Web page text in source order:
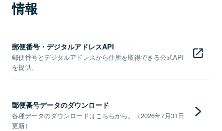
情報
郵便番号・デジタルアドレスAPI
郵便番号とデジタルアドレスから住所を取得できる公式API
を提供。
郵便番号データのダウンロード
各種データのダウンロードはこちらから。（2026年7月31日
更新）